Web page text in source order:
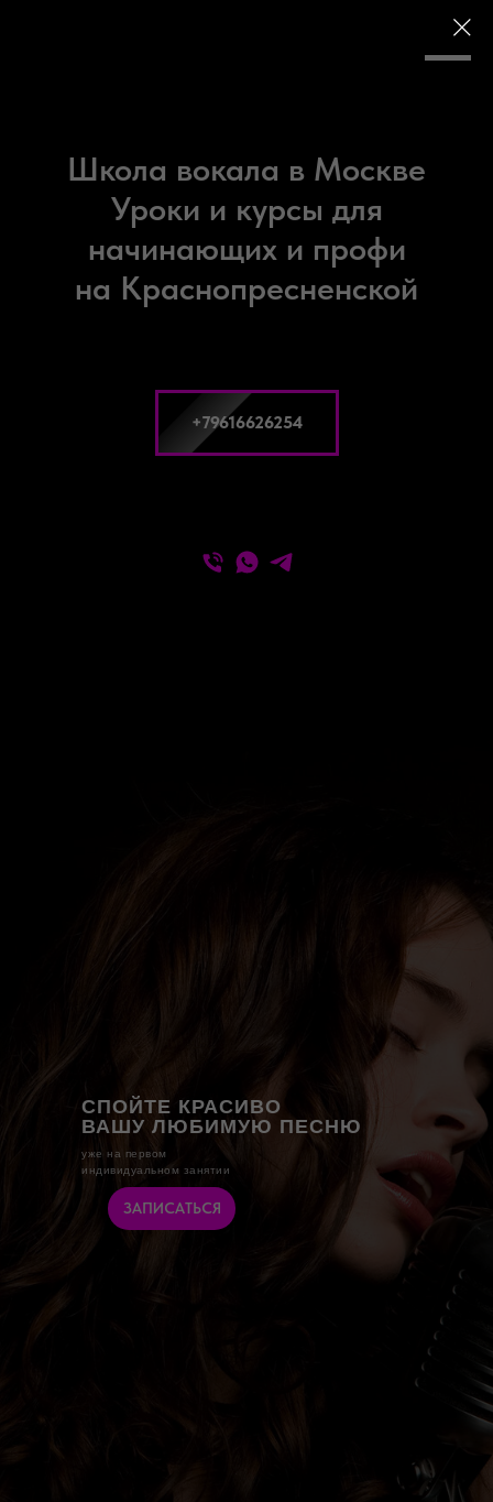
Школа вокала в Москве
Уроки и курсы для
начинающих и профи
на Краснопресненской
+79616626254
СПОЙТЕ КРАСИВО
ВАШУ ЛЮБИМУЮ ПЕСНЮ
уже на первом
индивидуальном занятии
ЗАПИСАТЬСЯ